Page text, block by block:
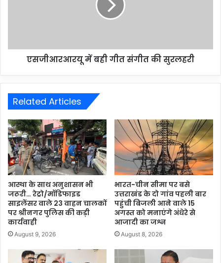
एसजीआरआरयू में बही गीत संगीत की सुरलहरी
Related Articles
आस्था के साथ अनुशासन भी
जरूरी… रेट्रो/मॉडिफाइड
साइलेंसर वाले 23 वाहन चालकों
पर श्रीनगर पुलिस की कड़ी
कार्यवाही
August 9, 2026
भारत-चीन सीमा पर बसे
उत्तराखंड के दो गांव पहली बार
पहुंची बिजली आने वाले 15
अगस्त को मनाएंगे अंधेरे से
आजादी का जश्न
August 8, 2026